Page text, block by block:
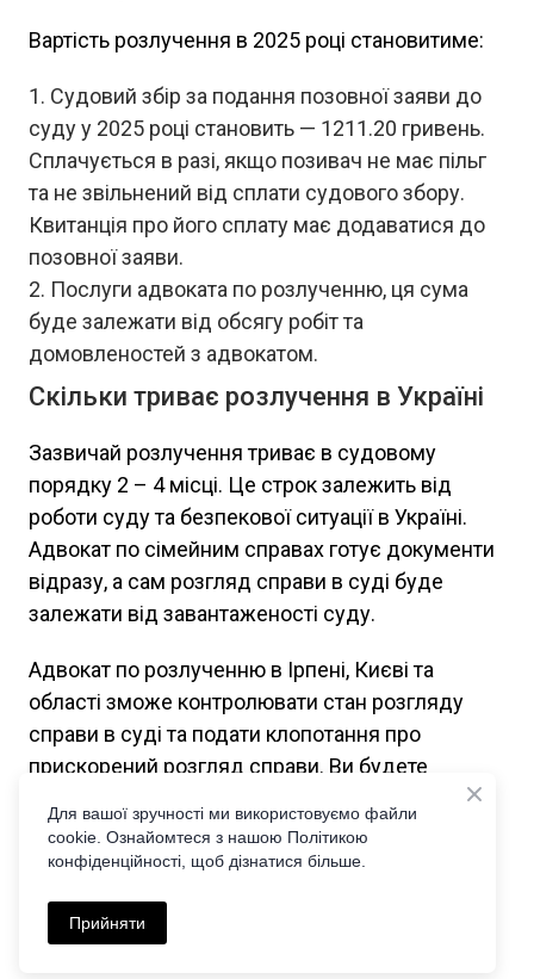
Вартість розлучення в 2025 році становитиме:
Судовий збір за подання позовної заяви до
суду у 2025 році становить — 1211.20 гривень.
Сплачується в разі, якщо позивач не має пільг
та не звільнений від сплати судового збору.
Квитанція про його сплату має додаватися до
позовної заяви.
Послуги адвоката по розлученню, ця сума
буде залежати від обсягу робіт та
домовленостей з адвокатом.
Скільки триває розлучення в Україні
Зазвичай розлучення триває в судовому
порядку 2 – 4 місці. Це строк залежить від
роботи суду та безпекової ситуації в Україні.
Адвокат по сімейним справах готує документи
відразу, а сам розгляд справи в суді буде
залежати від завантаженості суду.
Адвокат по розлученню в Ірпені, Києві та
області зможе контролювати стан розгляду
справи в суді та подати клопотання про
прискорений розгляд справи. Ви будете
проінформовані про всі етапи та стадії роботи.
Зразок позовної заяви про розірвання шлюбу
https://ezakon.com.ua/shop
Для вашої зручності ми використовуємо файли
cookie. Ознайомтеся з нашою Політикою
конфіденційності, щоб дізнатися більше.
Прийняти